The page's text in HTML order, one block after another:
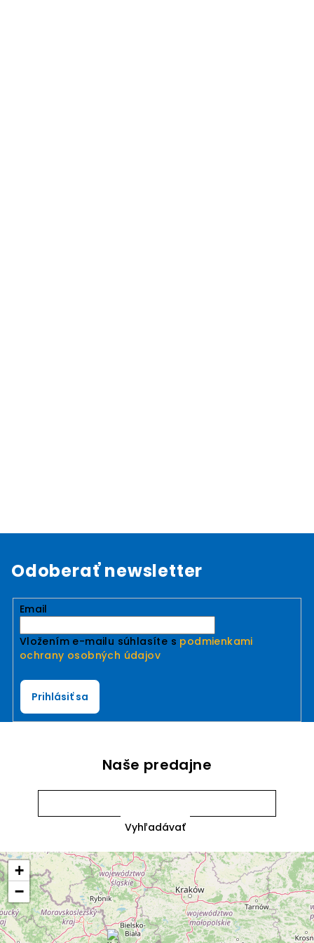
Odoberať newsletter
Email
Vložením e-mailu súhlasíte s podmienkami
ochrany osobných údajov
Prihlásiť sa
Naše predajne
+
−